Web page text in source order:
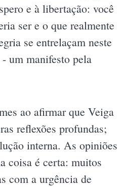
e à libertação: você
ser e o que realmente
se entrelaçam neste
um manifesto pela
ao afirmar que Veiga
reflexões profundas;
interna. As opiniões
coisa é certa: muitos
com a urgência de